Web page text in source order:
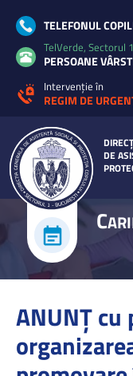
DE
TELEFONUL
TelVerde, Sectorul 1
PERSOANE
Intervenție în
REGIM DE
C
ANUNŢ